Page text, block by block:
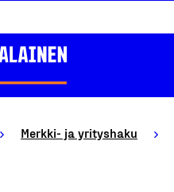
Merkki- ja yrityshaku